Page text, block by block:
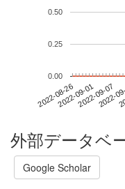
2022-08-262022-09-012022-09-07
2022-
0.00
0.25
0.50
外部データベ
Google Scholar